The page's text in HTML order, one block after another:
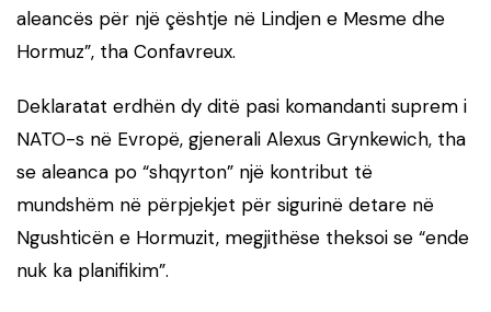
aleancës për një çështje në Lindjen e Mesme dhe
Hormuz”, tha Confavreux.
Deklaratat erdhën dy ditë pasi komandanti suprem i
NATO-s në Evropë, gjenerali Alexus Grynkewich, tha
se aleanca po “shqyrton” një kontribut të
mundshëm në përpjekjet për sigurinë detare në
Ngushticën e Hormuzit, megjithëse theksoi se “ende
nuk ka planifikim”.